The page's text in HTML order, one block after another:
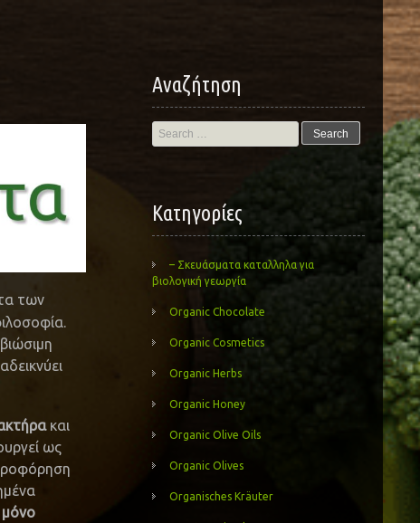
των
και
ως
μόνο
Αναζήτηση
Search
for:
Kατηγορίες
– Σκευάσματα καταλληλα για
βιολογική γεωργία
Organic Chocolate
Organic Cosmetics
Organic Herbs
Organic Honey
Organic Olive Oils
Organic Olives
Organisches Kräuter